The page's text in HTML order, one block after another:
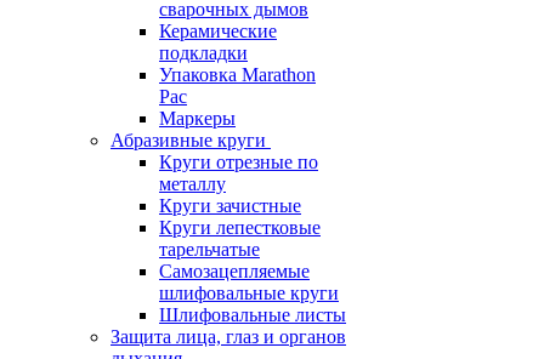
сварочных дымов
Керамические
подкладки
Упаковка Marathon
Pac
Маркеры
Абразивные круги
Круги отрезные по
металлу
Круги зачистные
Круги лепестковые
тарельчатые
Самозацепляемые
шлифовальные круги
Шлифовальные листы
Защита лица, глаз и органов